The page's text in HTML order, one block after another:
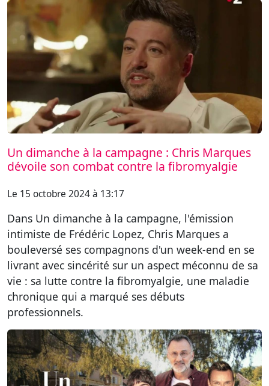
Un dimanche à la campagne : Chris Marques
dévoile son combat contre la fibromyalgie
Le 15 octobre 2024 à 13:17
Dans Un dimanche à la campagne, l'émission
intimiste de Frédéric Lopez, Chris Marques a
bouleversé ses compagnons d'un week-end en se
livrant avec sincérité sur un aspect méconnu de sa
vie : sa lutte contre la fibromyalgie, une maladie
chronique qui a marqué ses débuts
professionnels.